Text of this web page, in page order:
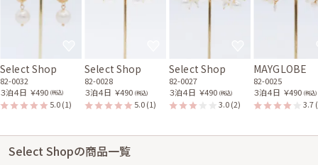
Select Shop
82-0032
３泊４日 ￥490 (税込)
5.0(1)
Select Shop
82-0028
３泊４日 ￥490 (税込)
5.0(1)
Select Shop
82-0027
３泊４日 ￥490 (税込)
3.0(2)
MAYGLOBE
82-0025
３泊４日 ￥490 (税込)
3.7
Select Shopの商品一覧